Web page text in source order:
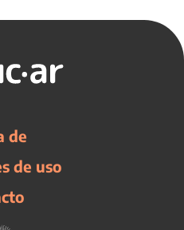
de
de uso